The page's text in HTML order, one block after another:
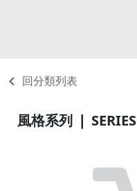
回分類列表
風格系列 ❘ SERIES